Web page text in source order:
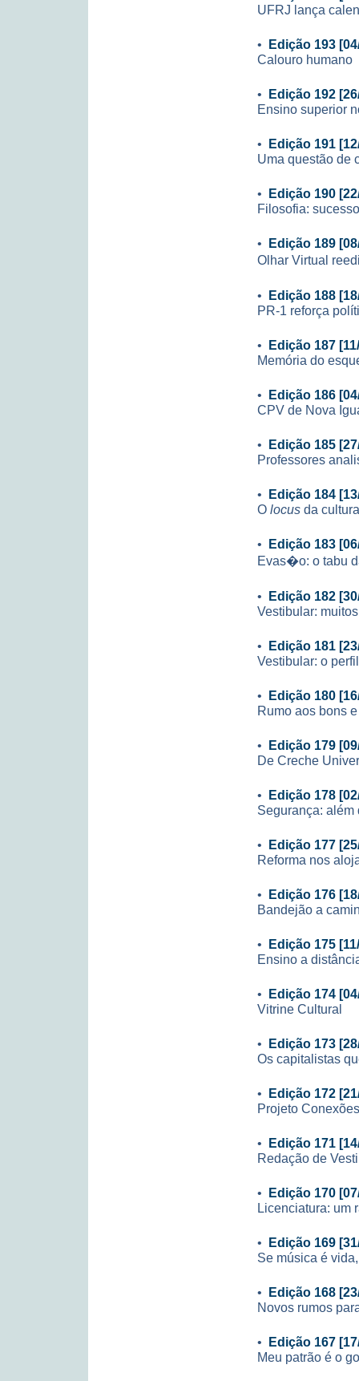
UFRJ lança
• Edição 193
Calouro humano
• Edição 192
Ensino superior
• Edição 191
Uma questão de
• Edição 190
Filosofia:
• Edição 189
Olhar Virtual
• Edição 188
PR-1 reforça
• Edição 187
Memória do
• Edição 186
CPV de Nova
• Edição 185
Professores
• Edição 184
O locus da cultura
• Edição 183
Evas�o: o tabu
• Edição 182
Vestibular:
• Edição 181
Vestibular: o
• Edição 180
Rumo aos bons
• Edição 179
De Creche
• Edição 178
Segurança: além
• Edição 177
Reforma nos
• Edição 176
Bandejão a
• Edição 175
Ensino a
• Edição 174
Vitrine Cultural
• Edição 173
Os capitalistas
• Edição 172
Projeto
• Edição 171
Redação de
• Edição 170
Licenciatura: um
• Edição 169
Se música é
• Edição 168
Novos rumos
• Edição 167
Meu patrão é o